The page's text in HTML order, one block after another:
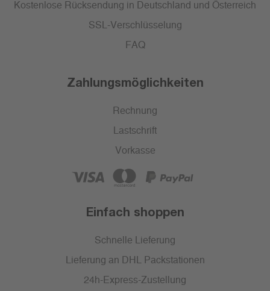
Kostenlose Rücksendung in Deutschland und Österreich
SSL-Verschlüsselung
FAQ
Zahlungsmöglichkeiten
Rechnung
Lastschrift
Vorkasse
Einfach shoppen
Schnelle Lieferung
Lieferung an DHL Packstationen
24h-Express-Zustellung